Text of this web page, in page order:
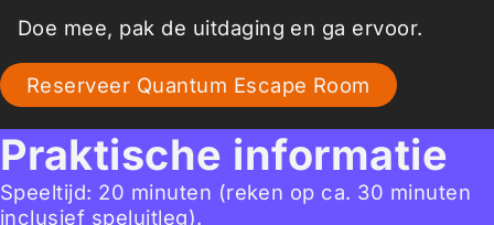
Doe mee, pak de uitdaging en ga ervoor.
Reserveer Quantum Escape Room
Praktische informatie
Speeltijd: 20 minuten (reken op ca. 30 minuten
inclusief speluitleg).